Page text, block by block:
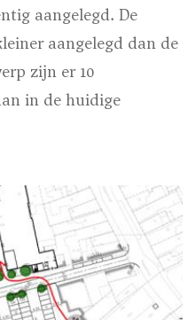
aangelegd. De
aangelegd dan de
zijn er 10
in de huidige